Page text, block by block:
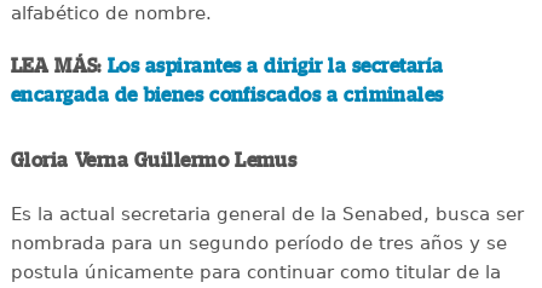
alfabético de nombre.
LEA MÁS: Los aspirantes a dirigir la secretaría
encargada de bienes confiscados a criminales
Gloria Verna Guillermo Lemus
Es la actual secretaria general de la Senabed, busca ser
nombrada para un segundo período de tres años y se
postula únicamente para continuar como titular de la